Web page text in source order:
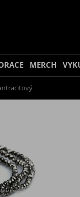
MERCH